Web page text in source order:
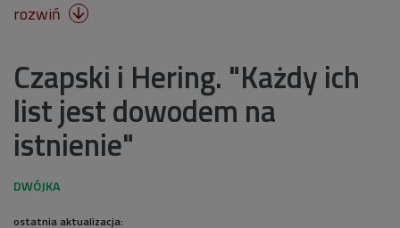
rozwiń 
Czapski i Hering. "Każdy ich
list jest dowodem na
istnienie"
ostatnia aktualizacja: